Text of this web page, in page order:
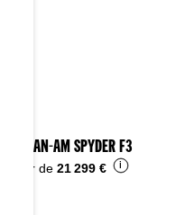
2023 CAN-AM SPYDER F3
À partir de 21 299 € i